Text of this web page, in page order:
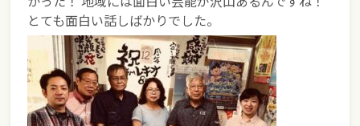
とても面白い話しばかりでした。